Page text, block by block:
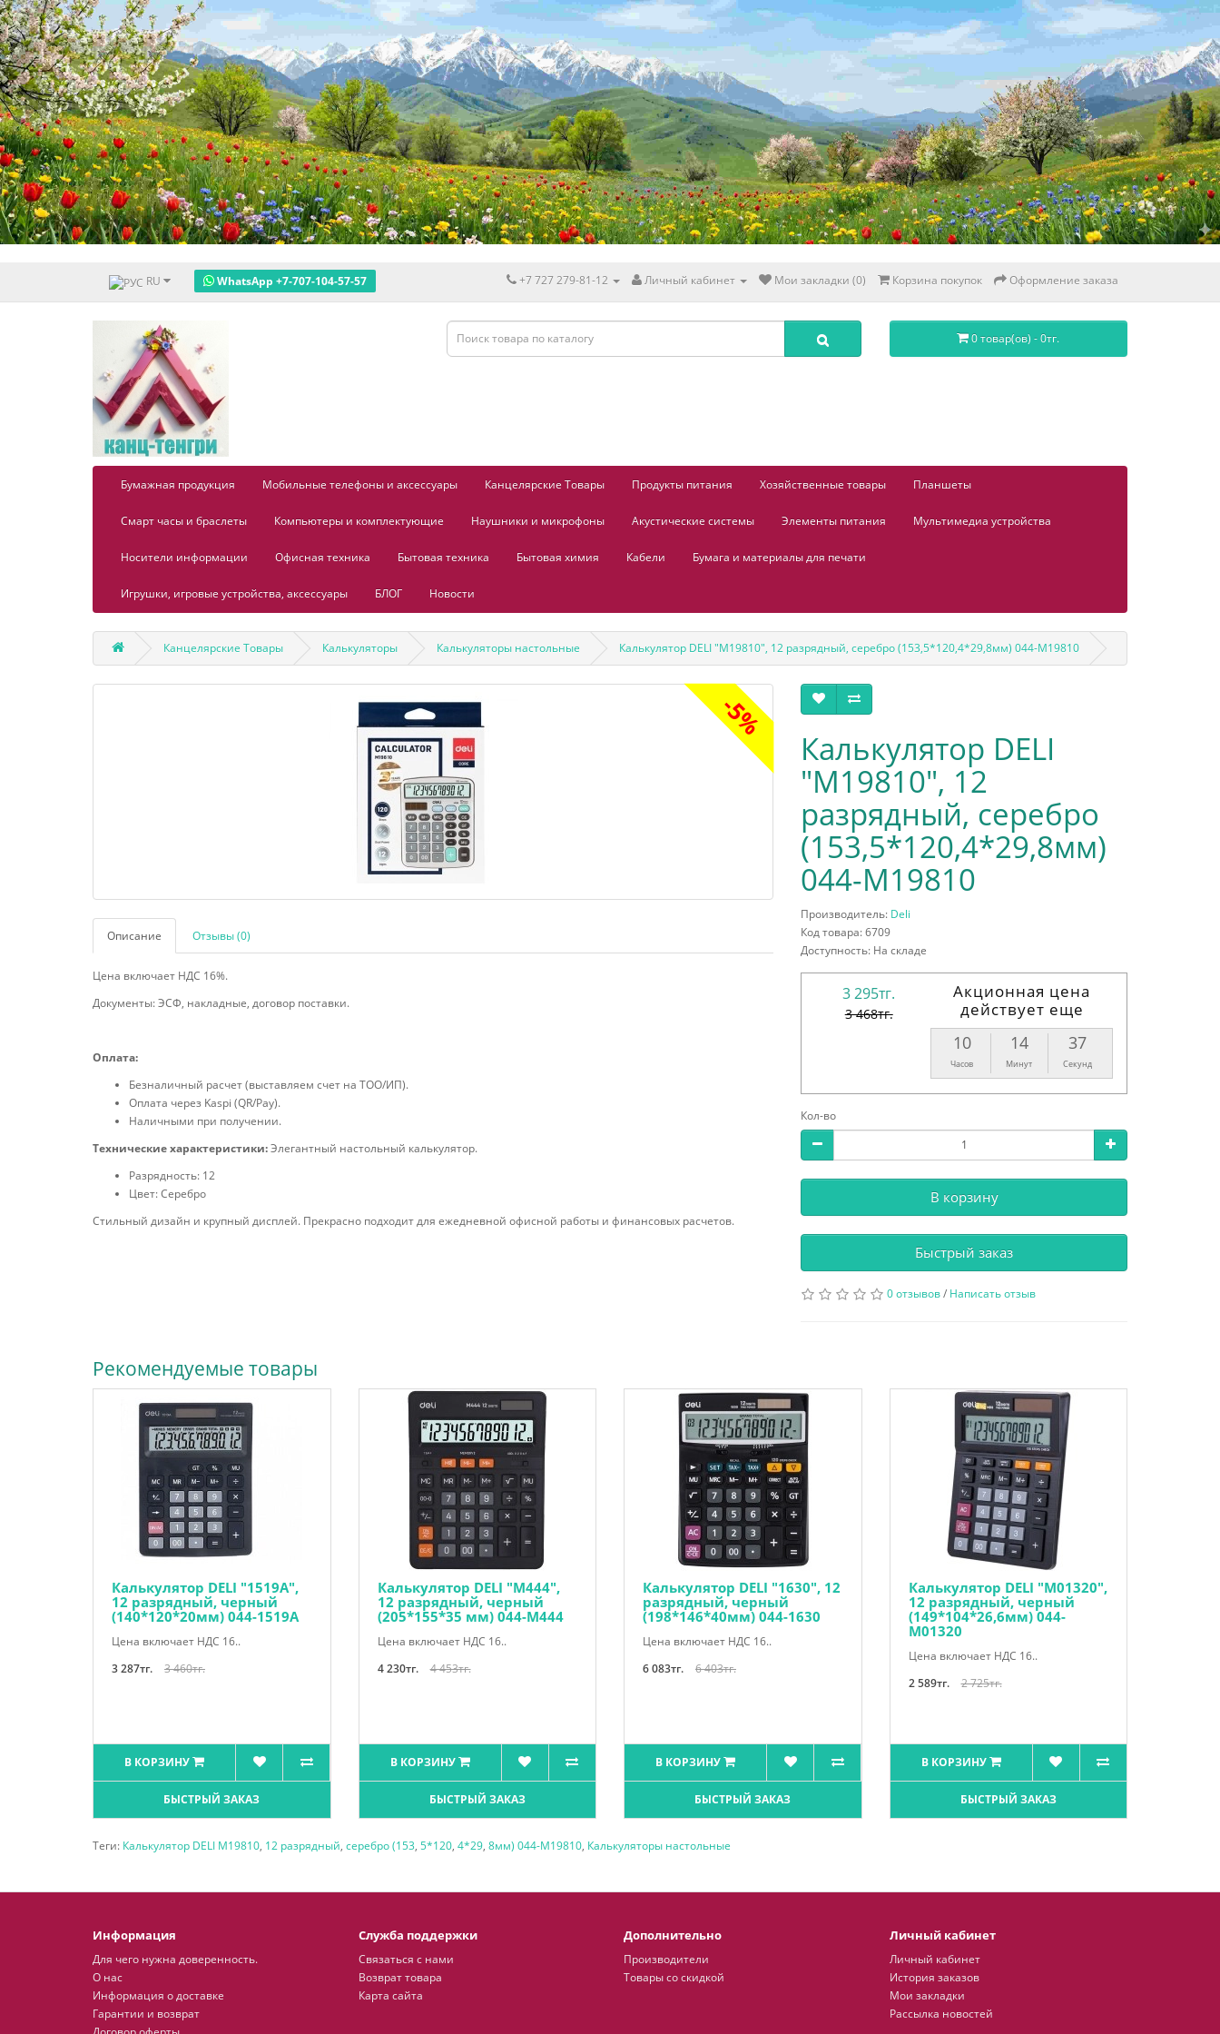
RU WhatsApp +7-707-104-57-57 +7 727 279-81-12 Личный кабинет Мои закладки (0) Корзина покупок Оформление заказа
0 товар(ов) - 0тг.
Бумажная продукция Мобильные телефоны и аксессуары Канцелярские Товары Продукты питания Хозяйственные товары Планшеты
Смарт часы и браслеты Компьютеры и комплектующие Наушники и микрофоны Акустические системы Элементы питания Мультимедиа устройства
Носители информации Офисная техника Бытовая техника Бытовая химия Кабели Бумага и материалы для печати
Игрушки, игровые устройства, аксессуары БЛОГ Новости
Канцелярские Товары Калькуляторы Калькуляторы настольные Калькулятор DELI "М19810", 12 разрядный, серебро (153,5*120,4*29,8мм) 044-М19810
-5%
Описание Отзывы (0)
Цена включает НДС 16%.
Документы: ЭСФ, накладные, договор поставки.
Оплата:
Безналичный расчет (выставляем счет на ТОО/ИП).
Оплата через Kaspi (QR/Pay).
Наличными при получении.
Технические характеристики:Элегантный настольный калькулятор.
Разрядность: 12
Цвет: Серебро
Стильный дизайн и крупный дисплей. Прекрасно подходит для ежедневной офисной работы и финансовых расчетов.
Калькулятор DELI
"М19810", 12
разрядный, серебро
(153,5*120,4*29,8мм)
044-М19810
Производитель: Deli
Код товара: 6709
Доступность: На складе
3 295тг.
3 468тг.
Акционная цена
действует еще
10
Часов
14
Минут
36
Секунд
Кол-во
В корзину
Быстрый заказ
0 отзывов/ Написать отзыв
Рекомендуемые товары
Калькулятор DELI "1519A",
12 разрядный, черный
(140*120*20мм) 044-1519A
Цена включает НДС 16..
3 287тг.
3 460тг.
В КОРЗИНУ
БЫСТРЫЙ ЗАКАЗ
Калькулятор DELI "М444",
12 разрядный, черный
(205*155*35 мм) 044-М444
Цена включает НДС 16..
4 230тг.
4 453тг.
В КОРЗИНУ
БЫСТРЫЙ ЗАКАЗ
Калькулятор DELI "1630", 12
разрядный, черный
(198*146*40мм) 044-1630
Цена включает НДС 16..
6 083тг.
6 403тг.
В КОРЗИНУ
БЫСТРЫЙ ЗАКАЗ
Калькулятор DELI "М01320",
12 разрядный, черный
(149*104*26,6мм) 044-
М01320
Цена включает НДС 16..
2 589тг.
2 725тг.
В КОРЗИНУ
БЫСТРЫЙ ЗАКАЗ
Теги: Калькулятор DELI М19810, 12 разрядный, серебро (153, 5*120, 4*29, 8мм) 044-М19810, Калькуляторы настольные
Информация
Для чего нужна доверенность.
О нас
Информация о доставке
Гарантии и возврат
Служба поддержки
Связаться с нами
Возврат товара
Карта сайта
Дополнительно
Производители
Товары со скидкой
Личный кабинет
Личный кабинет
История заказов
Мои закладки
Рассылка новостей